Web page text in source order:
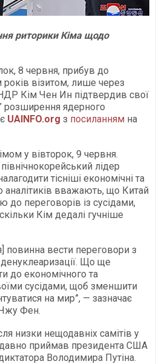
риторики Кіма щодо
8 червня, прибув до
візитом, лише через
Кім Чен Ин підтвердив свої
розширення ядерного
UAINFO.org з посиланням на
у вівторок, 9 червня.
лідер
тісніші економічні та
аналітиків вважають, що Китай
до переговорів із сусідами,
Кім дедалі гучніше
повинна вести переговори з
Що ще
до економічного та
сусідами, щоб зменшити
на мир”, — зазначає
Фен.
низки нещодавніх самітів у
приймав президента США
Володимира Путіна.